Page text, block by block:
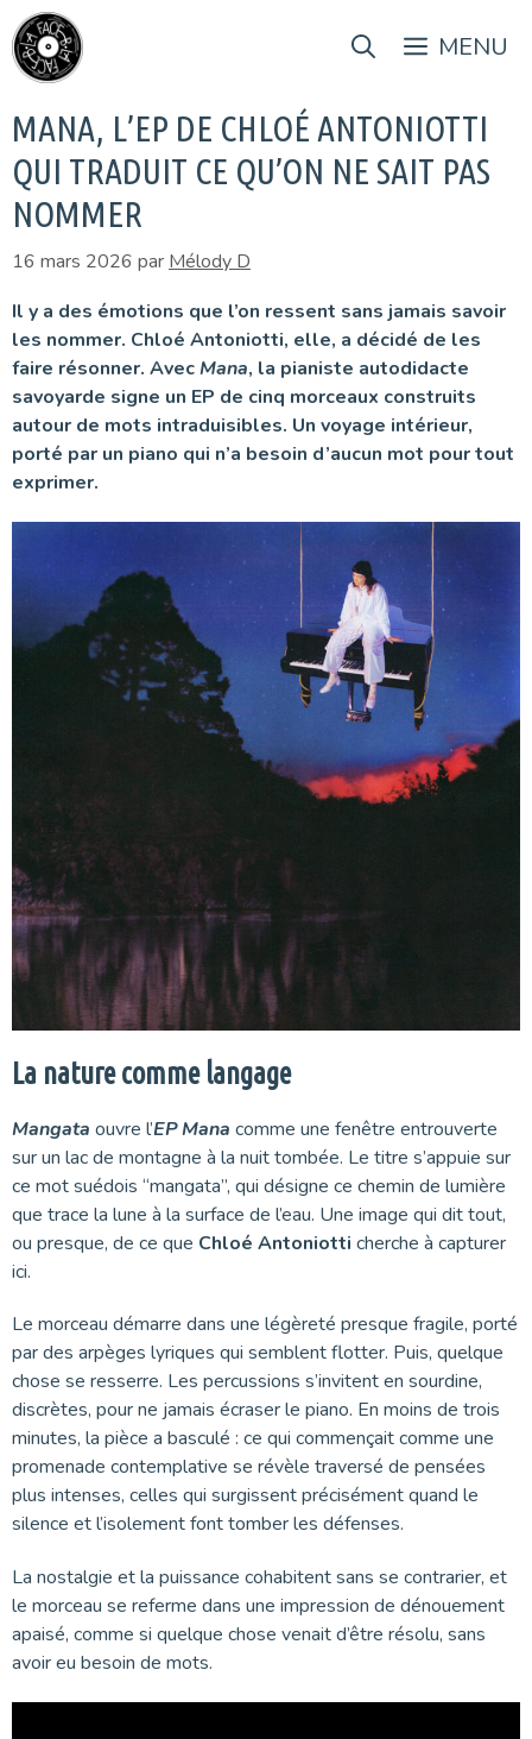
Aller
au
contenu
MENU
MANA, L’EP DE CHLOÉ ANTONIOTTI
QUI TRADUIT CE QU’ON NE SAIT PAS
NOMMER
16 mars 2026 par Mélody D
Il y a des émotions que l’on ressent sans jamais savoir
les nommer. Chloé Antoniotti, elle, a décidé de les
faire résonner. AvecMana, la pianiste autodidacte
savoyarde signe un EP de cinq morceaux construits
autour de mots intraduisibles. Un voyage intérieur,
porté par un piano qui n’a besoin d’aucun mot pour tout
exprimer.
La nature comme langage
Mangata ouvre l’EP Mana comme une fenêtre entrouverte
sur un lac de montagne à la nuit tombée. Le titre s’appuie sur
ce mot suédois “mangata”, qui désigne ce chemin de lumière
que trace la lune à la surface de l’eau. Une image qui dit tout,
ou presque, de ce que Chloé Antoniotti cherche à capturer
ici.
Le morceau démarre dans une légèreté presque fragile, porté
par des arpèges lyriques qui semblent flotter. Puis, quelque
chose se resserre. Les percussions s’invitent en sourdine,
discrètes, pour ne jamais écraser le piano. En moins de trois
minutes, la pièce a basculé : ce qui commençait comme une
promenade contemplative se révèle traversé de pensées
plus intenses, celles qui surgissent précisément quand le
silence et l’isolement font tomber les défenses.
La nostalgie et la puissance cohabitent sans se contrarier, et
le morceau se referme dans une impression de dénouement
apaisé, comme si quelque chose venait d’être résolu, sans
avoir eu besoin de mots.